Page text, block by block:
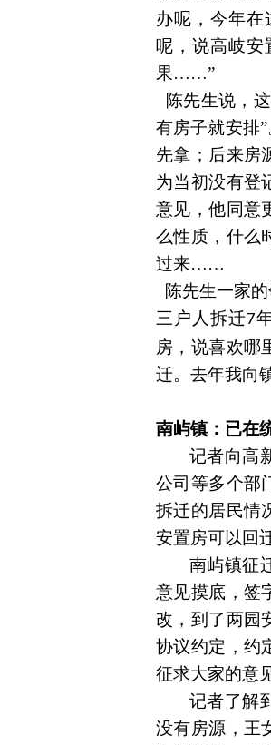
办呢，今年在
呢，说高岐
果……”
陈先生说，
有房子就安排
先拿；后来房
为当初没有登
意见，他同意
么性质，什么
过来……
陈先生一家
三户人拆迁7
房，说喜欢哪
迁。去年我向
南屿镇：已在
记者向高
公司等多个部
拆迁的居民情
安置房可以回
南屿镇征
意见摸底，签
改，到了两园
协议约定 ，约
征求大家的意
记者了解
没有房源 ， 王